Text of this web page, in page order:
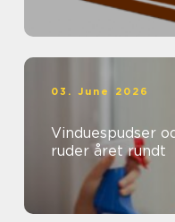
03. June 2026
Vinduespudser odense sådan
ruder året rundt